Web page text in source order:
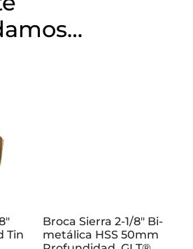
Tin
Broca Sierra 2-1/8″ Bi-
metálica HSS 50mm